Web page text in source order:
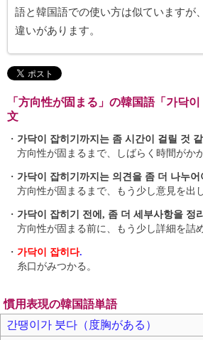
語と韓国語での使い方は似ていますが
違いがあります。
「方向性が固まる」の韓国語「가닥
文
・ 가닥이 잡히기까지는 좀 시간이 걸릴 것
方向性が固まるまで、しばらく時間がか
・ 가닥이 잡히기까지는 의견을 좀 더 나누
方向性が固まるまで、もう少し意見を出
・ 가닥이 잡히기 전에, 좀 더 세부사항을 정
方向性が固まる前に、もう少し詳細を詰
・ 가닥이 잡히다.
糸口がみつかる。
慣用表現の韓国語単語
간땡이가 붓다（度胸がある）